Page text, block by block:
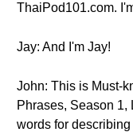
ThaiPod101.com.
Jay: And I'm Jay!
John: This is Must-
Phrases, Season 1,
words for